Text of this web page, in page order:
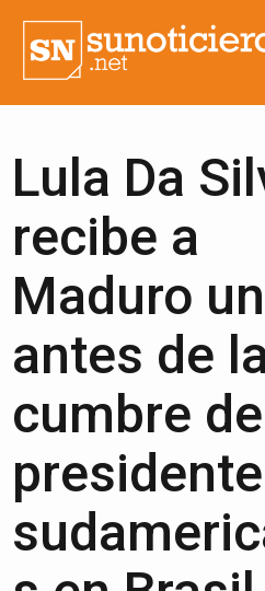
Lula Da
recibe a
Maduro
antes de
cumbre de